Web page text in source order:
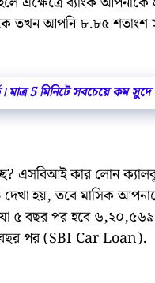
তখন আপনি ৮.৮৫ শতাংশ
মাত্র 5 মিনিটে সবচেয়ে কম
এসবিআই কার লোন
হয়, তবে মাসিক
৫ বছর পর হবে
পর (SBI Car Loan).